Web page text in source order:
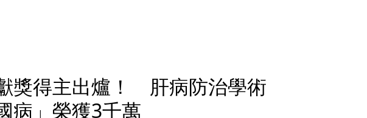
獎得主出爐！ 肝病防治學術
病」榮獲3千萬